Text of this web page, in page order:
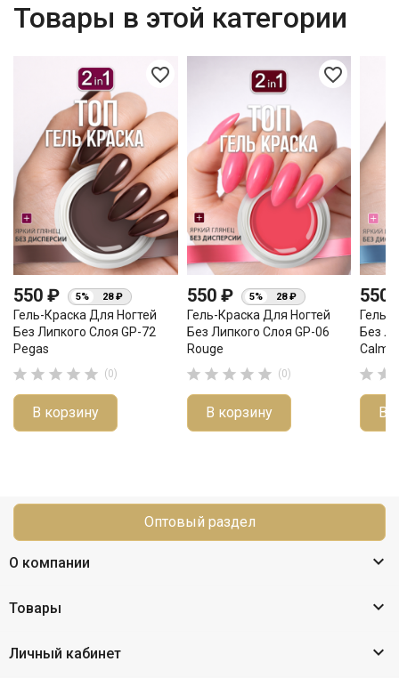
Товары в этой категории
favorite_border
550 ₽ 5% 28 ₽
Гель-Краска Для Ногтей
Без Липкого Слоя GP-72
Pegas
     (0)
В корзину
favorite_border
550 ₽ 5% 28 ₽
Гель-Краска Для Ногтей
Без Липкого Слоя GP-06
Rouge
     (0)
В корзину
550
Гель-
Без
Calm
 
В
Оптовый раздел
О компании 
Товары 
Личный кабинет 